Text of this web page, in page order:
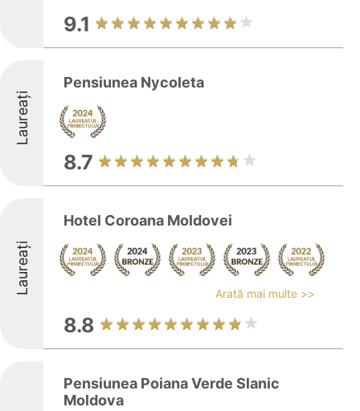
9.1
Laureați
Pensiunea Nycoleta
8.7
Laureați
Hotel Coroana Moldovei
Arată mai multe >>
8.8
Pensiunea Poiana Verde Slanic
Moldova